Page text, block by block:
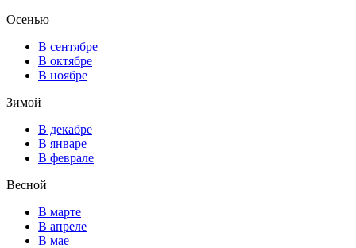
Осенью
В сентябре
В октябре
В ноябре
Зимой
В декабре
В январе
В феврале
Весной
В марте
В апреле
В мае